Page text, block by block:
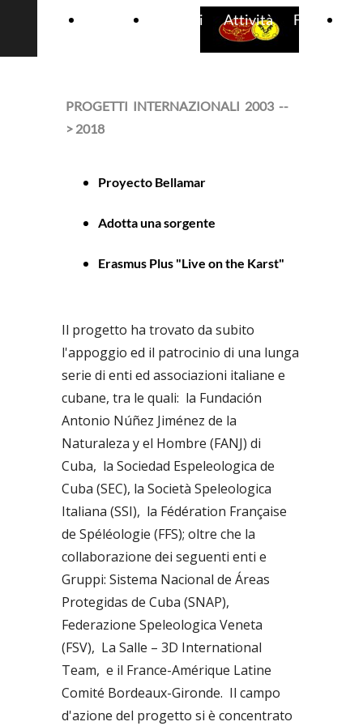
Contatti Attività Foto
PROGETTI INTERNAZIONALI 2003 --
> 2018
Proyecto Bellamar
Adotta una sorgente
Erasmus Plus "Live on the Karst"
Il progetto ha trovato da subito
l'appoggio ed il patrocinio di una lunga
serie di enti ed associazioni italiane e
cubane, tra le quali: la Fundación
Antonio Núñez Jiménez de la
Naturaleza y el Hombre (FANJ) di
Cuba, la Sociedad Espeleologica de
Cuba (SEC), la Società Speleologica
Italiana (SSI), la Fédération Française
de Spéléologie (FFS); oltre che la
collaborazione dei seguenti enti e
Gruppi: Sistema Nacional de Áreas
Protegidas de Cuba (SNAP),
Federazione Speleologica Veneta
(FSV), La Salle – 3D International
Team, e il France-Amérique Latine
Comité Bordeaux-Gironde. Il campo
d'azione del progetto si è concentrato